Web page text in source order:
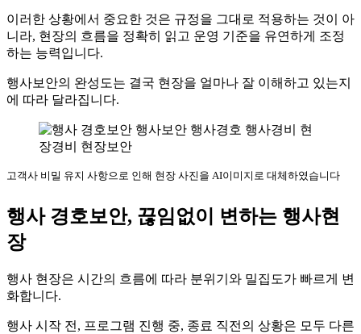
이러한 상황에서 중요한 것은 규정을 그대로 적용하는 것이 아
니라, 현장의 흐름을 정확히 읽고 운영 기준을 유연하게 조정
하는 능력입니다.
행사보안의 완성도는 결국 현장을 얼마나 잘 이해하고 있는지
에 따라 달라집니다.
고객사 비밀 유지 사항으로 인해 현장 사진을 AI이미지로 대체하였습니다
행사 경호보안, 끊임없이 변하는 행사현
장
행사 현장은 시간의 흐름에 따라 분위기와 밀집도가 빠르게 변
화합니다.
행사 시작 전, 프로그램 진행 중, 종료 직전의 상황은 모두 다른